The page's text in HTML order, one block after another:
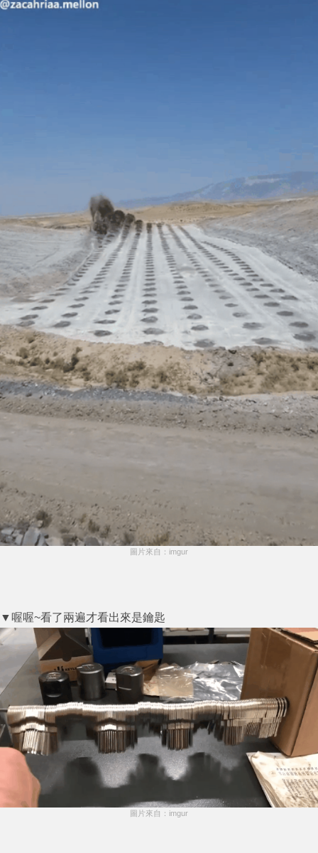
圖片來自：imgur
▼喔喔~看了兩遍才看出來是鑰匙
圖片來自：imgur